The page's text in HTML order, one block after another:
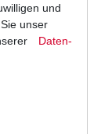
und
unser
Daten­